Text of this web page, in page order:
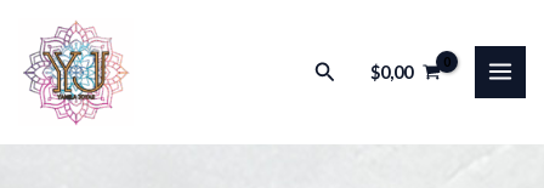
contenido
Buscar
$0,00